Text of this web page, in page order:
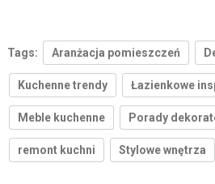
Tags: Aranżacja pomieszczeń
Kuchenne trendy Łazienkowe
Meble kuchenne Porady
remont kuchni Stylowe wnętrza